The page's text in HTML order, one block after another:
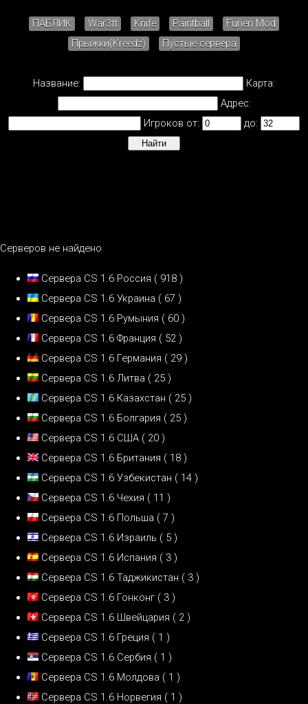
ПАБЛИК War3ft Knife Paintball
Furien Mod
Прыжки(Kreedz)
Пустые сервера
Название:
Карта:
Адрес:
Игроков от:
до:
Серверов не найдено
Сервера CS 1.6 Россия ( 918 )
Сервера CS 1.6 Украина ( 67 )
Сервера CS 1.6 Румыния ( 60 )
Сервера CS 1.6 Франция ( 52 )
Сервера CS 1.6 Германия ( 29 )
Сервера CS 1.6 Литва ( 25 )
Сервера CS 1.6 Казахстан ( 25 )
Сервера CS 1.6 Болгария ( 25 )
Сервера CS 1.6 США ( 20 )
Сервера CS 1.6 Британия ( 18 )
Сервера CS 1.6 Узбекистан ( 14 )
Сервера CS 1.6 Чехия ( 11 )
Сервера CS 1.6 Польша ( 7 )
Сервера CS 1.6 Израиль ( 5 )
Сервера CS 1.6 Испания ( 3 )
Сервера CS 1.6 Таджикистан ( 3 )
Сервера CS 1.6 Гонконг ( 3 )
Сервера CS 1.6 Швейцария ( 2 )
Сервера CS 1.6 Греция ( 1 )
Сервера CS 1.6 Сербия ( 1 )
Сервера CS 1.6 Молдова ( 1 )
Сервера CS 1.6 Норвегия ( 1 )